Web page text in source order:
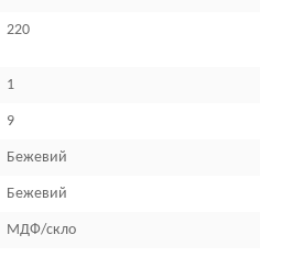
220
1
9
Бежевий
Бежевий
МДФ/скло